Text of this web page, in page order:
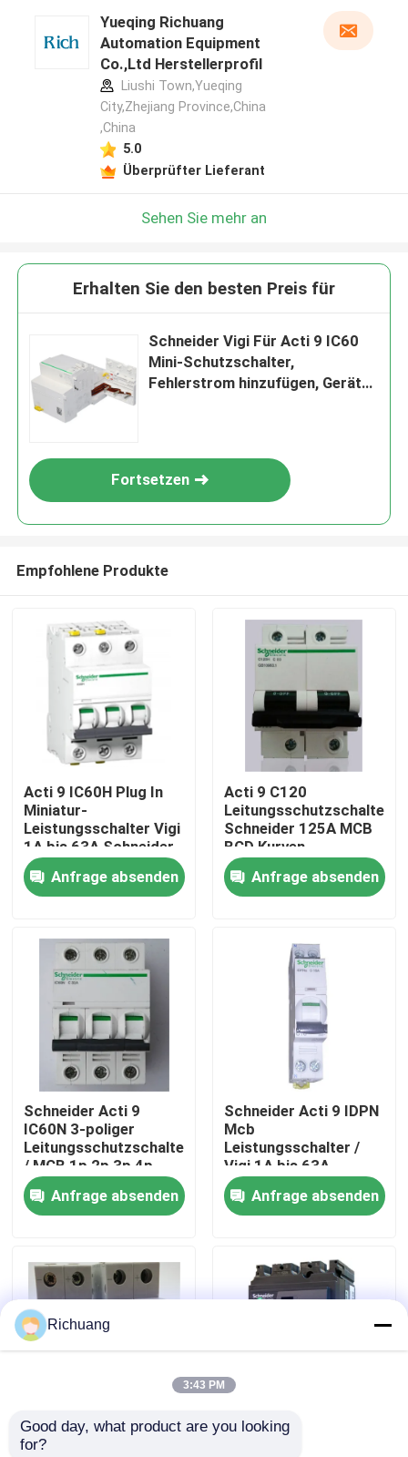
Produkte
Über uns
Fabrik-Ausflug
Qualitätskontrolle
Treten Sie mit uns in Verbindung
Fordern Sie ein Zitat
Industrielle Automatisierungsprodukte
plc-Kabel und -verbindungsstücke
Yueqing Richuang
Automation Equipment
Co.,Ltd Herstellerprofil
Liushi Town,Yueqing
City,Zhejiang Province,China
,China
5.0
Überprüfter Lieferant
Sehen Sie mehr an
Erhalten Sie den besten Preis für
Schneider Vigi Für Acti 9 IC60
Mini-Schutzschalter,
Fehlerstrom hinzufügen, Geräte
Fortsetzen
Empfohlene Produkte
Acti 9 IC60H Plug In
Miniatur-
Leistungsschalter Vigi
1A bis 63A Schneider
Anfrage absenden
Acti 9 C120
Leitungsschutzschalter
Schneider 125A MCB
BCD Kurven
Anfrage absenden
Schneider Acti 9
IC60N 3-poliger
Leitungsschutzschalter
/ MCB 1p 2p 3p 4p
Mikroschutzschalter
Anfrage absenden
Schneider Acti 9 IDPN
Mcb
Leistungsschalter /
Vigi 1A bis 63A
Schneider
Leistungsschalter
Anfrage absenden
Serie ABB ABB-
Miniaturleistungsschalter
Kompakte NS NS-
Richuang
3:43 PM
Good day, what product are you looking
for?